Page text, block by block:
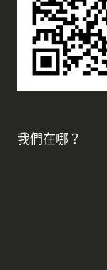
我們在哪？